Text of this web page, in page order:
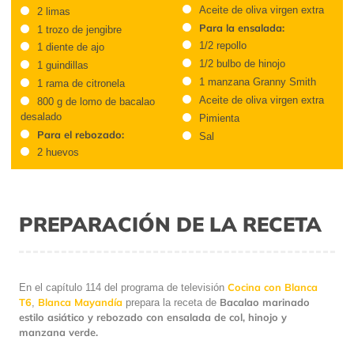
2 limas
1 trozo de jengibre
1 diente de ajo
1 guindillas
1 rama de citronela
800 g de lomo de bacalao
desalado
Para el rebozado:
2 huevos
Aceite de oliva virgen extra
Para la ensalada:
1/2 repollo
1/2 bulbo de hinojo
1 manzana Granny Smith
Aceite de oliva virgen extra
Pimienta
Sal
PREPARACIÓN DE LA RECETA
En el capítulo 114 del programa de televisión Cocina con Blanca
T6, Blanca Mayandía prepara la receta de Bacalao marinado
estilo asiático y rebozado con ensalada de col, hinojo y
manzana verde.